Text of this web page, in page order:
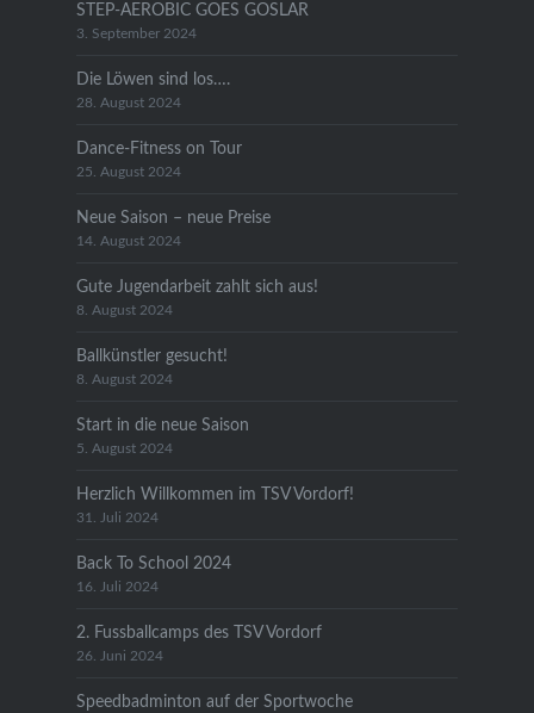
STEP-AEROBIC GOES GOSLAR
3. September 2024
Die Löwen sind los….
28. August 2024
Dance-Fitness on Tour
25. August 2024
Neue Saison – neue Preise
14. August 2024
Gute Jugendarbeit zahlt sich aus!
8. August 2024
Ballkünstler gesucht!
8. August 2024
Start in die neue Saison
5. August 2024
Herzlich Willkommen im TSV Vordorf!
31. Juli 2024
Back To School 2024
16. Juli 2024
2. Fussballcamps des TSV Vordorf
26. Juni 2024
Speedbadminton auf der Sportwoche